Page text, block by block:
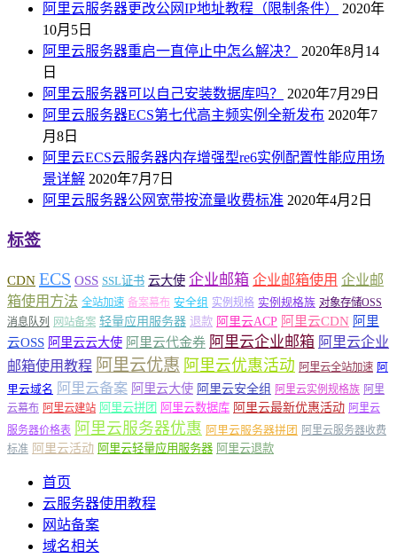
阿里云服务器更改公网IP地址教程（限制条件）
2020年
10月5日
阿里云服务器重启一直停止中怎么解决？
2020年8月14
日
阿里云服务器可以自己安装数据库吗？
2020年7月29日
阿里云服务器ECS第七代高主频实例全新发布 2020年7
月8日
阿里云ECS云服务器内存增强型re6实例配置性能应用场
景详解 2020年7月7日
阿里云服务器公网宽带按流量收费标准 2020年4月2日
标签
CDN ECS OSS SSL证书 云大使 企业邮箱 企业邮箱使用 企业邮
箱使用方法 全站加速 备案幕布 安全组 实例规格 实例规格族 对象存储OSS
消息队列
网站备案 轻量应用服务器 退款 阿里云ACP 阿里云CDN 阿里
云OSS 阿里云云大使 阿里云代金券 阿里云企业邮箱 阿里云企业
邮箱使用教程 阿里云优惠 阿里云优惠活动 阿里云全站加速 阿
里云域名 阿里云备案 阿里云大使 阿里云安全组 阿里云实例规格族 阿里
云幕布 阿里云建站 阿里云拼团 阿里云数据库 阿里云最新优惠活动 阿里云
服务器价格表 阿里云服务器优惠 阿里云服务器拼团 阿里云服务器收费
标准 阿里云活动 阿里云轻量应用服务器 阿里云退款
首页
云服务器使用教程
网站备案
域名相关